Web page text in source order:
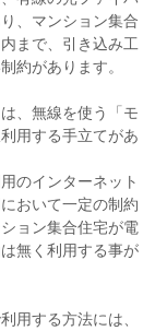
、マンション集合
まで、引き込み工
約があります。
、無線を使う「モ
用する手立てがあ
のインターネット
おいて一定の制約
ョン集合住宅が電
無く利用する事が
用する方法には、